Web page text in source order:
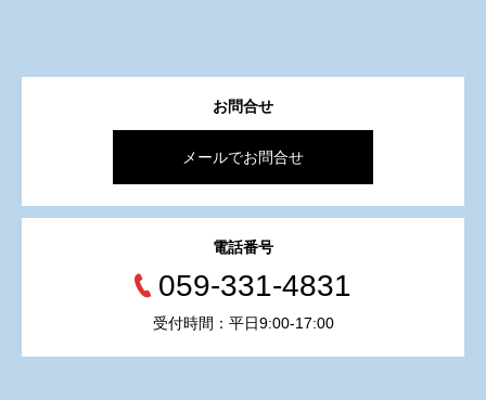
お問合せ
メールでお問合せ
電話番号
059-331-4831
受付時間：平日9:00-17:00